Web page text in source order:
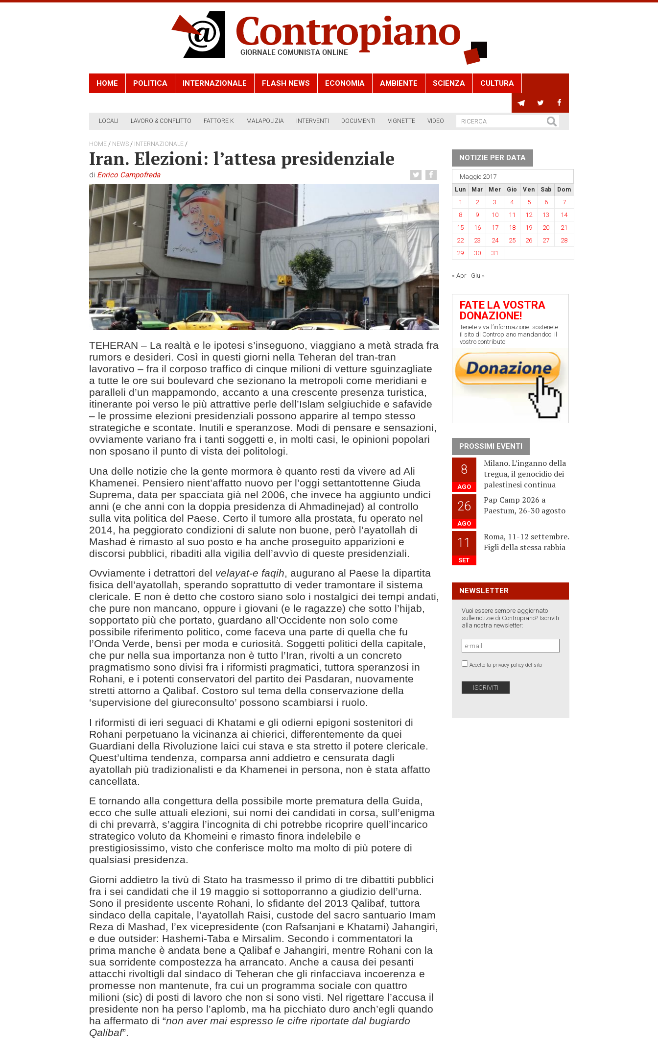
HOME POLITICA INTERNAZIONALE FLASH NEWS ECONOMIA AMBIENTE SCIENZA CULTURA
LOCALI LAVORO & CONFLITTO FATTORE K MALAPOLIZIA INTERVENTI DOCUMENTI VIGNETTE VIDEO
HOME / NEWS / INTERNAZIONALE /
Iran. Elezioni: l’attesa presidenziale
di Enrico Campofreda
TEHERAN – La realtà e le ipotesi s’inseguono, viaggiano a metà strada fra
rumors e desideri. Così in questi giorni nella Teheran del tran-tran
lavorativo – fra il corposo traffico di cinque milioni di vetture sguinzagliate
a tutte le ore sui boulevard che sezionano la metropoli come meridiani e
paralleli d’un mappamondo, accanto a una crescente presenza turistica,
itinerante poi verso le più attrattive perle dell’Islam selgiuchide e safavide
– le prossime elezioni presidenziali possono apparire al tempo stesso
strategiche e scontate. Inutili e speranzose. Modi di pensare e sensazioni,
ovviamente variano fra i tanti soggetti e, in molti casi, le opinioni popolari
non sposano il punto di vista dei politologi.
Una delle notizie che la gente mormora è quanto resti da vivere ad Ali
Khamenei. Pensiero nient’affatto nuovo per l’oggi settantottenne Giuda
Suprema, data per spacciata già nel 2006, che invece ha aggiunto undici
anni (e che anni con la doppia presidenza di Ahmadinejad) al controllo
sulla vita politica del Paese. Certo il tumore alla prostata, fu operato nel
2014, ha peggiorato condizioni di salute non buone, però l’ayatollah di
Mashad è rimasto al suo posto e ha anche proseguito apparizioni e
discorsi pubblici, ribaditi alla vigilia dell’avvìo di queste presidenziali.
Ovviamente i detrattori del velayat-e faqih, augurano al Paese la dipartita
fisica dell’ayatollah, sperando soprattutto di veder tramontare il sistema
clericale. E non è detto che costoro siano solo i nostalgici dei tempi andati,
che pure non mancano, oppure i giovani (e le ragazze) che sotto l’hijab,
sopportato più che portato, guardano all’Occidente non solo come
possibile riferimento politico, come faceva una parte di quella che fu
l’Onda Verde, bensì per moda e curiosità. Soggetti politici della capitale,
che pur nella sua importanza non è tutto l’Iran, rivolti a un concreto
pragmatismo sono divisi fra i riformisti pragmatici, tuttora speranzosi in
Rohani, e i potenti conservatori del partito dei Pasdaran, nuovamente
stretti attorno a Qalibaf. Costoro sul tema della conservazione della
‘supervisione del giureconsulto’ possono scambiarsi i ruolo.
I riformisti di ieri seguaci di Khatami e gli odierni epigoni sostenitori di
Rohani perpetuano la vicinanza ai chierici, differentemente da quei
Guardiani della Rivoluzione laici cui stava e sta stretto il potere clericale.
Quest’ultima tendenza, comparsa anni addietro e censurata dagli
ayatollah più tradizionalisti e da Khamenei in persona, non è stata affatto
cancellata.
E tornando alla congettura della possibile morte prematura della Guida,
ecco che sulle attuali elezioni, sui nomi dei candidati in corsa, sull’enigma
di chi prevarrà, s’aggira l’incognita di chi potrebbe ricoprire quell’incarico
strategico voluto da Khomeini e rimasto finora indelebile e
prestigiosissimo, visto che conferisce molto ma molto di più potere di
qualsiasi presidenza.
Giorni addietro la tivù di Stato ha trasmesso il primo di tre dibattiti pubblici
fra i sei candidati che il 19 maggio si sottoporranno a giudizio dell’urna.
Sono il presidente uscente Rohani, lo sfidante del 2013 Qalibaf, tuttora
sindaco della capitale, l’ayatollah Raisi, custode del sacro santuario Imam
Reza di Mashad, l’ex vicepresidente (con Rafsanjani e Khatami) Jahangiri,
e due outsider: Hashemi-Taba e Mirsalim. Secondo i commentatori la
prima manche è andata bene a Qalibaf e Jahangiri, mentre Rohani con la
sua sorridente compostezza ha arrancato. Anche a causa dei pesanti
attacchi rivoltigli dal sindaco di Teheran che gli rinfacciava incoerenza e
promesse non mantenute, fra cui un programma sociale con quattro
milioni (sic) di posti di lavoro che non si sono visti. Nel rigettare l’accusa il
presidente non ha perso l’aplomb, ma ha picchiato duro anch’egli quando
ha affermato di “non aver mai espresso le cifre riportate dal bugiardo
Qalibaf”.
NOTIZIE PER DATA
Maggio 2017
Lun Mar Mer Gio Ven Sab Dom
1 2 3 4 5 6
7
8
9 10 11 12 13
14
15
16 17 18 19 20
21
22
23 24 25 26 27
28
29
30 31
« Apr Giu »
FATE LA VOSTRA
DONAZIONE!
Tenete viva l’informazione: sostenete
il sito di Contropiano mandandoci il
vostro contributo!
PROSSIMI EVENTI
8
AGO
Milano. L’inganno della
tregua, il genocidio dei
palestinesi continua
26
AGO
Pap Camp 2026 a
Paestum, 26-30 agosto
11
SET
Roma, 11-12 settembre.
Figli della stessa rabbia
NEWSLETTER
Vuoi essere sempre aggiornato
sulle notizie di Contropiano? Iscriviti
alla nostra newsletter:
Accetto la privacy policy del sito